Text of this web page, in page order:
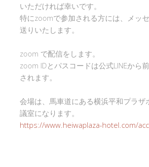
いただければ幸いです。
特にzoomで参加される方には、メッ
送りいたします。
zoom で配信をします。
zoom IDとパスコードは公式LINEから
されます。
会場は、馬車道にある横浜平和プラザ
議室になります。
https://www.heiwaplaza-hotel.com/